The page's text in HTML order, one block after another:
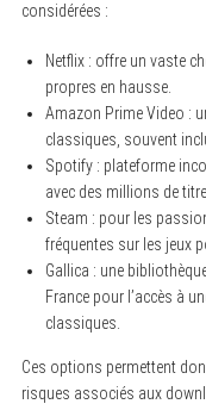
considérées :
Netflix : offre un vaste
propres en hausse.
Amazon Prime Video :
classiques, souvent
Spotify : plateforme
avec des millions de
Steam : pour les
fréquentes sur les jeux
Gallica : une
France pour l’accès à
classiques.
Ces options permettent
risques associés aux